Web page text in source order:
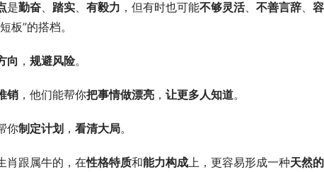
是勤奋、 踏实、 有毅力 ，但有时也可能不够灵活、 不善言辞、
板”的搭档。
向 ， 规避风险。
销 ，他们能帮你把事情做漂亮 ， 让更多人知道。
你制定计划 ， 看清大局。
肖跟属牛的，在性格特质和能力构成上，更容易形成一种天然